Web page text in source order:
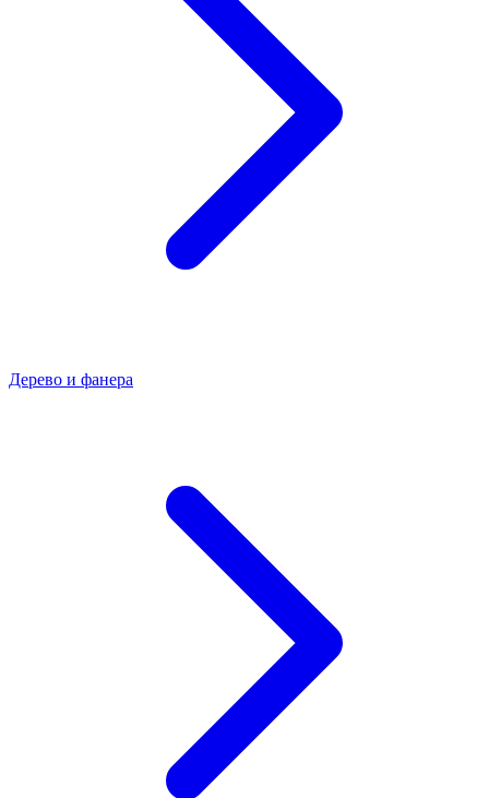
Дерево и фанера